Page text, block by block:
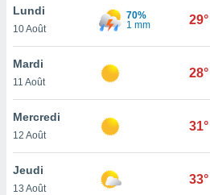
le
ainsi
un
la
du
en
Lundi
10 Août
70%
1 mm
29°
Mardi
11 Août
28°
Mercredi
12 Août
31°
Jeudi
13 Août
33°